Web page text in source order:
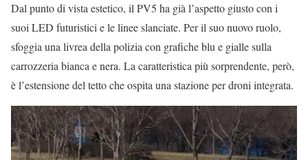
Dal punto di vista estetico, il PV5 ha già l’aspetto giusto con i
suoi LED futuristici e le linee slanciate. Per il suo nuovo ruolo,
sfoggia una livrea della polizia con grafiche blu e gialle sulla
carrozzeria bianca e nera. La caratteristica più sorprendente, però,
è l’estensione del tetto che ospita una stazione per droni integrata.